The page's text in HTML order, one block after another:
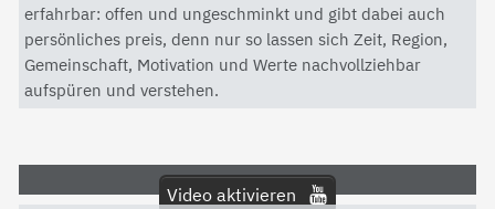
erfahrbar: offen und ungeschminkt und gibt dabei auch
persönliches preis, denn nur so lassen sich Zeit, Region,
Gemeinschaft, Motivation und Werte nachvollziehbar
aufspüren und verstehen.
Video aktivieren